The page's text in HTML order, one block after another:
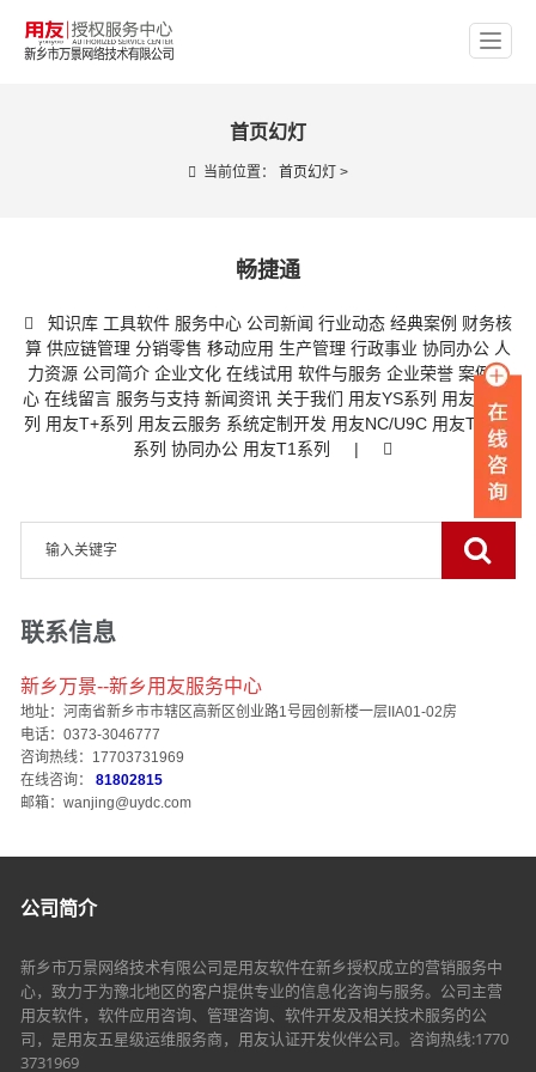
首页幻灯
当前位置： 首页幻灯 >
畅捷通
知识库 工具软件 服务中心 公司新闻 行业动态 经典案例 财务核
算 供应链管理 分销零售 移动应用 生产管理 行政事业 协同办公 人
力资源 公司简介 企业文化 在线试用 软件与服务 企业荣誉 案例中
心 在线留言 服务与支持 新闻资讯 关于我们 用友YS系列 用友U8系
列 用友T+系列 用友云服务 系统定制开发 用友NC/U9C 用友T3/T6
系列 协同办公 用友T1系列 |
联系信息
新乡万景--新乡用友服务中心
地址：河南省新乡市市辖区高新区创业路1号园创新楼一层IIA01-02房
电话：0373-3046777
咨询热线：17703731969
在线咨询：
81802815
邮箱：wanjing@uydc.com
公司简介
新乡市万景网络技术有限公司是用友软件在新乡授权成立的营销服务中
心，致力于为豫北地区的客户提供专业的信息化咨询与服务。公司主营
用友软件，软件应用咨询、管理咨询、软件开发及相关技术服务的公
司，是用友五星级运维服务商，用友认证开发伙伴公司。咨询热线:1770
3731969